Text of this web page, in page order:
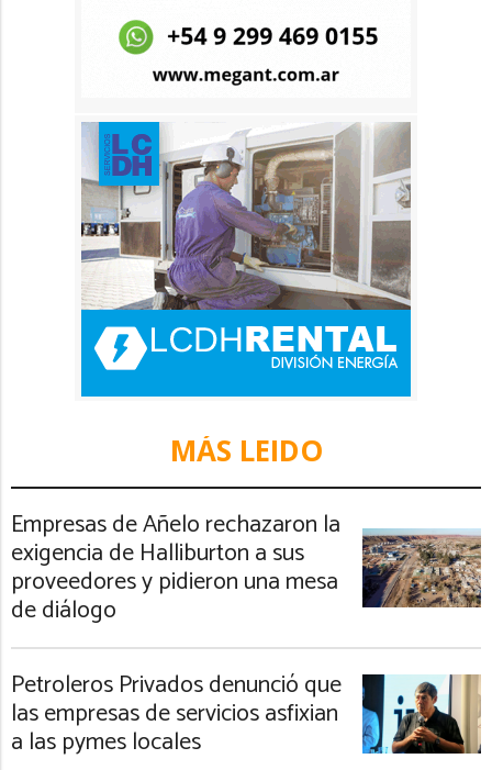
MÁS LEIDO
Empresas de Añelo rechazaron la
exigencia de Halliburton a sus
proveedores y pidieron una mesa
de diálogo
Petroleros Privados denunció que
las empresas de servicios asfixian
a las pymes locales